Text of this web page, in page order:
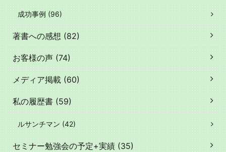
成功事例 (96)
著書への感想 (82)
お客様の声 (74)
メディア掲載 (60)
私の履歴書 (59)
ルサンチマン (42)
セミナー勉強会の予定+実績 (35)